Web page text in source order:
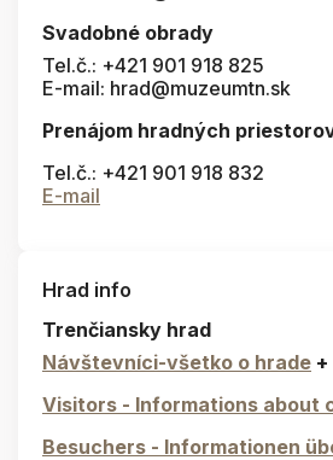
Svadobné obrady
Tel.č.: +421 901 918 825
E-mail: hrad@muzeumtn.sk
Prenájom hradných
Tel.č.: +421 901 918 832
E-mail
Hrad info
Trenčiansky hrad
Návštevníci-všetko o hrade
Visitors - Informations about
Besuchers - Informationen